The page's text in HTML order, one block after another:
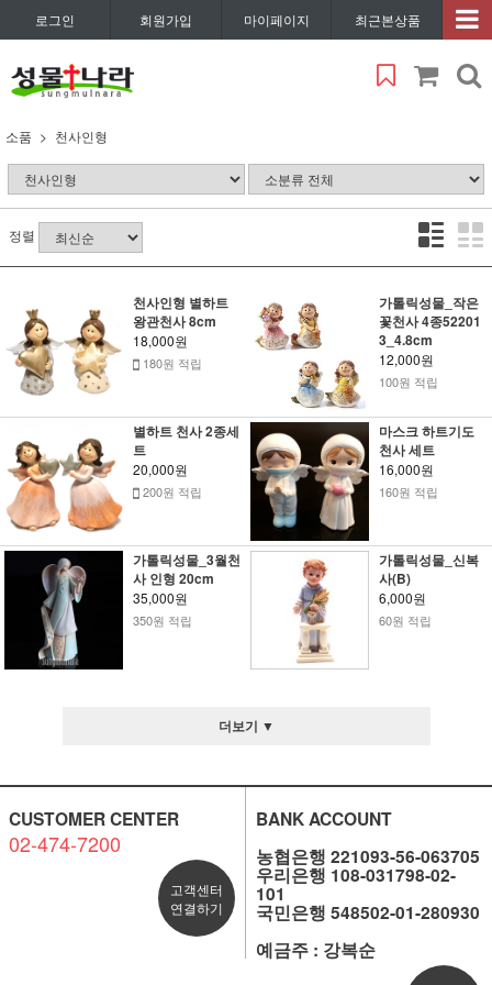
로그인 회원가입 마이페이지 최근본상품
소품 천사인형
정렬
천사인형 별하트
왕관천사 8cm
18,000원
180원 적립
가톨릭성물_작은
꽃천사 4종52201
3_4.8cm
12,000원
100원 적립
별하트 천사 2종세
트
20,000원
200원 적립
마스크 하트기도
천사 세트
16,000원
160원 적립
가톨릭성물_3월천
사 인형 20cm
35,000원
350원 적립
가톨릭성물_신복
사(B)
6,000원
60원 적립
더보기 ▼
CUSTOMER CENTER
02-474-7200
고객센터
연결하기
BANK ACCOUNT
농협은행 221093-56-063705
우리은행 108-031798-02-
101
국민은행 548502-01-280930
예금주 : 강복순